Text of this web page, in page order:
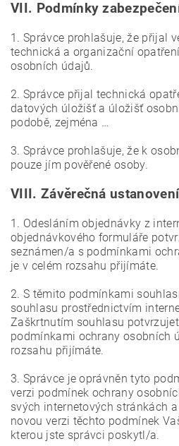
VII. Podmínky
1. Správce prohlašuje, že přijal
technická a organizační
osobních údajů.
2. Správce přijal technická
datových úložišť a úložišť
podobě, zejména …
3. Správce prohlašuje, že k
pouze jím pověřené osoby.
VIII. Závěrečná ustanovení
1. Odesláním objednávky z
objednávkového formuláře
seznámen/a s podmínkami
je v celém rozsahu přijímáte.
2. S těmito podmínkami
souhlasu prostřednictvím
Zaškrtnutím souhlasu
podmínkami ochrany osobních
rozsahu přijímáte.
3. Správce je oprávněn tyto
verzi podmínek ochrany
svých internetových stránkách
novou verzi těchto podmínek
kterou jste správci poskytl/a.